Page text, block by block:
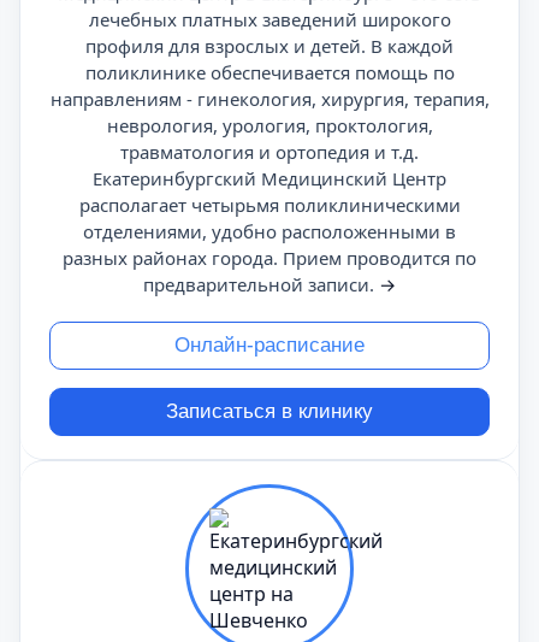
лечебных платных заведений широкого
профиля для взрослых и детей. В каждой
поликлинике обеспечивается помощь по
направлениям - гинекология, хирургия, терапия,
неврология, урология, проктология,
травматология и ортопедия и т.д.
Екатеринбургский Медицинский Центр
располагает четырьмя поликлиническими
отделениями, удобно расположенными в
разных районах города. Прием проводится по
предварительной записи. →
Онлайн-расписание
Записаться в клинику